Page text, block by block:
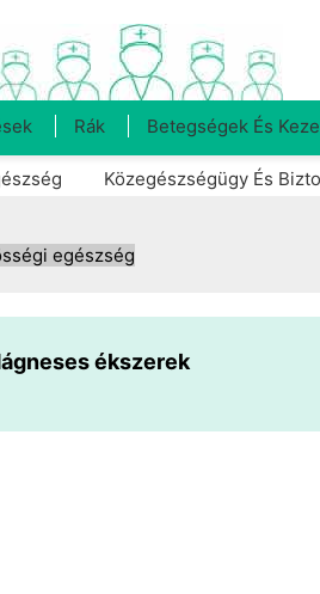
Rák Betegségek És
Közegészségügy És
egészség
ékszerek